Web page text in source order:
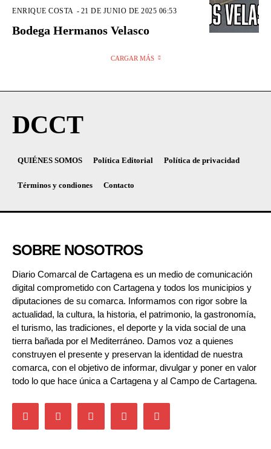
ENRIQUE COSTA - 21 DE JUNIO DE 2025 06:53
Bodega Hermanos Velasco
CARGAR MÁS
DCCT
QUIÉNES SOMOS Política Editorial Política de privacidad
Términos y condiones Contacto
SOBRE NOSOTROS
Diario Comarcal de Cartagena es un medio de comunicación
digital comprometido con Cartagena y todos los municipios y
diputaciones de su comarca. Informamos con rigor sobre la
actualidad, la cultura, la historia, el patrimonio, la gastronomía,
el turismo, las tradiciones, el deporte y la vida social de una
tierra bañada por el Mediterráneo. Damos voz a quienes
construyen el presente y preservan la identidad de nuestra
comarca, con el objetivo de informar, divulgar y poner en valor
todo lo que hace única a Cartagena y al Campo de Cartagena.